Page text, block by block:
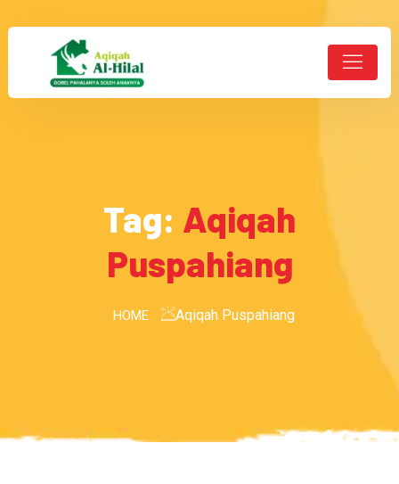
Tag: Aqiqah
Puspahiang
HOME Aqiqah Puspahiang